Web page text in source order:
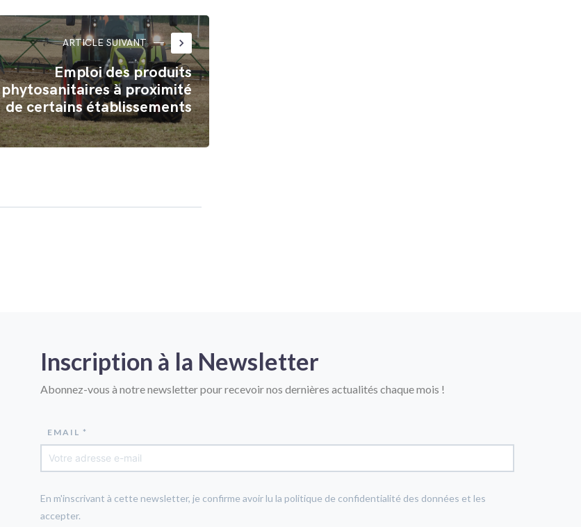
ARTICLE SUIVANT keyboard_arrow_right
Emploi des produits
phytosanitaires à proximité
de certains établissements
Inscription à la Newsletter
Abonnez-vous à notre newsletter pour recevoir nos dernières actualités chaque mois !
EMAIL *
En m'inscrivant à cette newsletter, je confirme avoir lu la politique de confidentialité des données et les
accepter.